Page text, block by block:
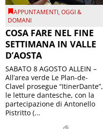
APPUNTAMENTI,OGGI &
DOMANI
COSA FARE NEL FINE
SETTIMANA IN VALLE
D’AOSTA
SABATO 8 AGOSTO ALLEIN –
All’area verde Le Plan-de-
Clavel prosegue “ItinerDante”,
le letture dantesche, con la
partecipazione di Antonello
Pistritto (...